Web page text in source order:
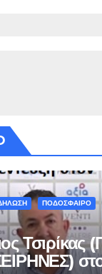
ΠΟΔΟΣΦΑΙΡΟ
Τσιρίκας